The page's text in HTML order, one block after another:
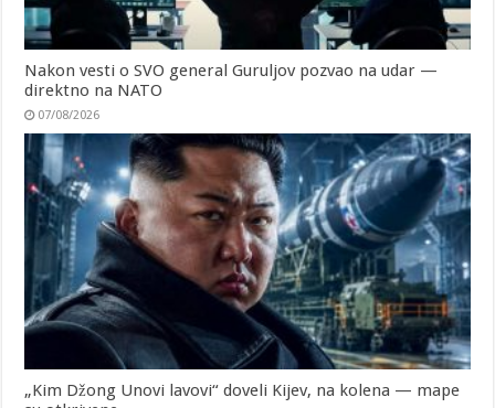
Nakon vesti o SVO general Guruljov pozvao na udar —
direktno na NATO
07/08/2026
„Kim Džong Unovi lavovi“ doveli Kijev, na kolena — mape